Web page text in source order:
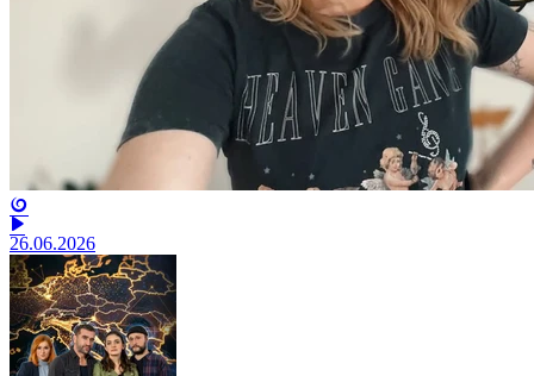
26.06.2026